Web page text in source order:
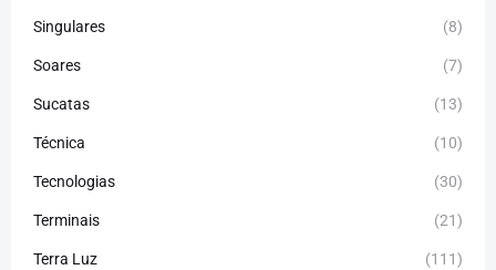
Singulares (8)
Soares (7)
Sucatas (13)
Técnica (10)
Tecnologias (30)
Terminais (21)
Terra Luz (111)